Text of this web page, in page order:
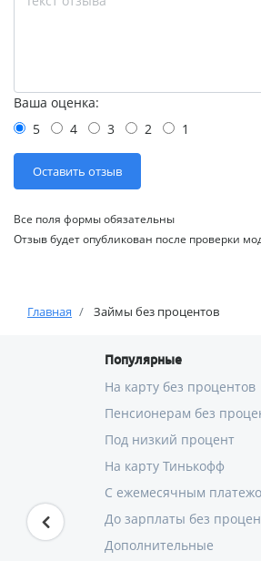
Ваша оценка:
5
4 3 2 1
Все поля формы обязательны
Отзыв будет опубликован после проверки
Главная Займы без процентов
Популярные
На карту без процентов
Пенсионерам без
Под низкий процент
На карту Тинькофф
С ежемесячным
До зарплаты без
Дополнительные